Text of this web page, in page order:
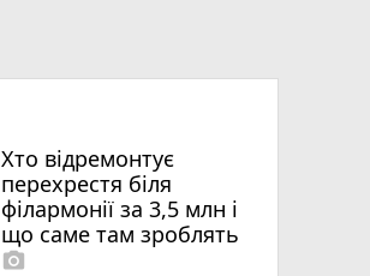
Хто відремонтує
перехрестя біля
філармонії за 3,5 млн і
що саме там зроблять
photo_camera